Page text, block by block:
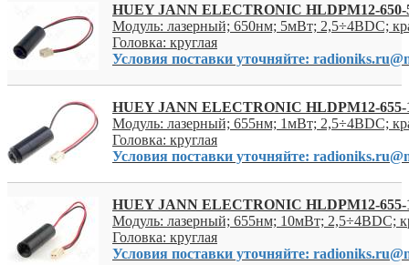
HUEY JANN ELECTRONIC HLDPM12-650-
Модуль: лазерный; 650нм; 5мВт; 2,5÷4ВDC;
Головка: круглая
Условия поставки уточняйте:
HUEY JANN ELECTRONIC HLDPM12-655-
Модуль: лазерный; 655нм; 1мВт; 2,5÷4ВDC;
Головка: круглая
Условия поставки уточняйте:
HUEY JANN ELECTRONIC HLDPM12-655-
Модуль: лазерный; 655нм; 10мВт; 2,5÷4ВDC;
Головка: круглая
Условия поставки уточняйте: